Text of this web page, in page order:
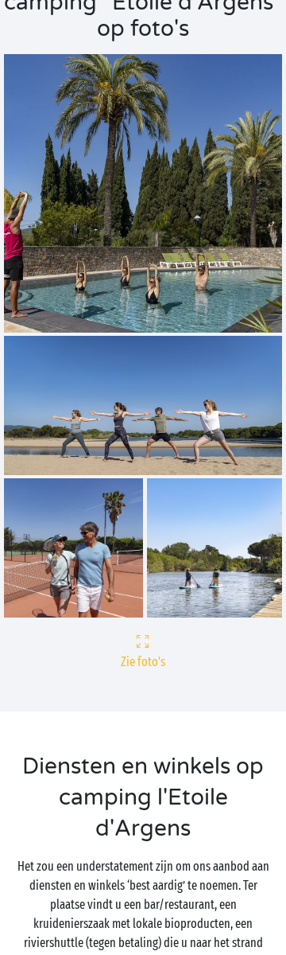
op foto's
Zie foto's
Diensten en winkels op
camping l'Etoile
d'Argens
Het zou een understatement zijn om ons aanbod aan
diensten en winkels ‘best aardig’ te noemen. Ter
plaatse vindt u een bar/restaurant, een
kruidenierszaak met lokale bioproducten, een
riviershuttle (tegen betaling) die u naar het strand